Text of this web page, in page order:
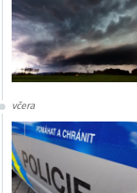
včera